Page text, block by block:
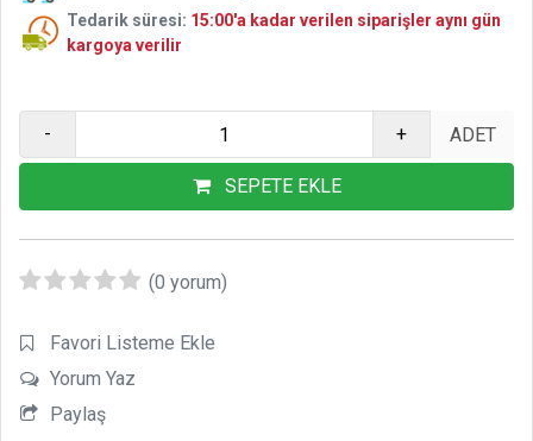
Tedarik süresi: 15:00'a kadar verilen siparişler aynı gün
kargoya verilir
- +
SEPETE EKLE
(0 yorum)
Favori Listeme Ekle
Yorum Yaz
Paylaş